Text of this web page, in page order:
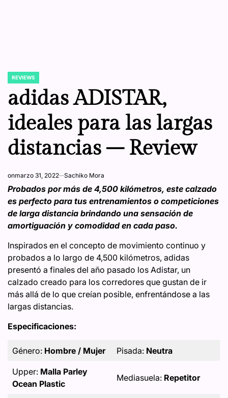
POSTED
REVIEWS
adidas ADISTAR,
ideales para las largas
distancias – Review
onmarzo 31, 2022 Sachiko Mora
Probados por más de 4,500 kilómetros, este calzado
es perfecto para tus entrenamientos o competiciones
de larga distancia brindando una sensación de
amortiguación y comodidad en cada paso.
Inspirados en el concepto de movimiento continuo y
probados a lo largo de 4,500 kilómetros, adidas
presentó a finales del año pasado los Adistar, un
calzado creado para los corredores que gustan de ir
más allá de lo que creían posible, enfrentándose a las
largas distancias.
Especificaciones:
Género: Hombre / Mujer Pisada: Neutra
Upper: Malla Parley
Ocean Plastic
Mediasuela: Repetitor